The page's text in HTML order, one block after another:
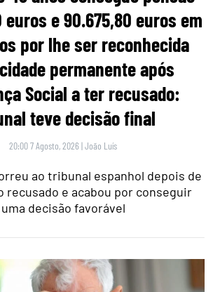
euros e 90.675,80 euros em
por lhe ser reconhecida
permanente após
Social a ter recusado:
teve decisão final
20:00 7 Agosto, 2026 |João Luís
ao tribunal espanhol depois de
recusado e acabou por conseguir
uma decisão favorável